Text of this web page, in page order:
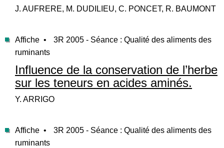
J. AUFRERE, M. DUDILIEU, C. PONCET, R. BAUMONT
Affiche •
3R 2005 - Séance : Qualité des aliments des
ruminants
Influence de la conservation de l’herbe
sur les teneurs en acides aminés.
Y. ARRIGO
Affiche •
3R 2005 - Séance : Qualité des aliments des
ruminants